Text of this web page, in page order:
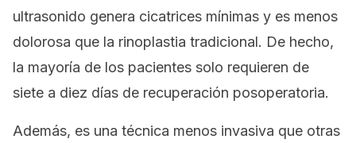
ultrasonido genera cicatrices mínimas y es menos
dolorosa que la rinoplastia tradicional. De hecho,
la mayoría de los pacientes solo requieren de
siete a diez días de recuperación posoperatoria.
Además, es una técnica menos invasiva que otras